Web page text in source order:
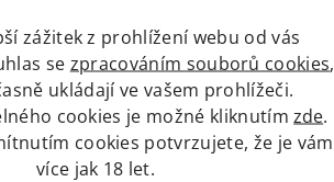
zážitek z prohlížení webu od vás
se zpracováním souborů cookies,
ukládají ve vašem prohlížeči.
cookies je možné kliknutímzde.
cookies potvrzujete, že je vám
více jak 18 let.